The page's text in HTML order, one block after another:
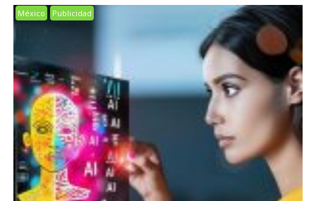
México Publicidad